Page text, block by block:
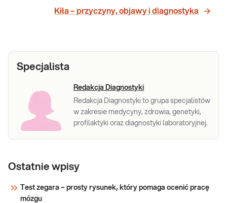
Kiła – przyczyny, objawy i diagnostyka
Specjalista
Redakcja Diagnostyki
Redakcja Diagnostyki to grupa specjalistów
w zakresie medycyny, zdrowia, genetyki,
profilaktyki oraz diagnostyki laboratoryjnej.
Ostatnie wpisy
Test zegara – prosty rysunek, który pomaga ocenić pracę
mózgu